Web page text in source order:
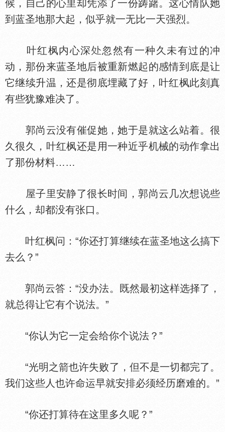
候，自己的心里却凭添了一份踌躇。这心情队她
到蓝圣地那大起，似乎就一无比一天强烈。
叶红枫内心深
忽然有一种久未有过的冲
动，那份来蓝圣地后被重新燃起的感情到底是让
它继续升温，还是彻底埋藏了好，叶红枫此刻真
有些犹豫难决了。
郭尚云没有催促她，她于是就这么站着。很
久很久，叶红枫还是用一种近乎机械的动作拿出
了那份材料……
屋子里安静了很长时间，郭尚云几次想说些
什么，却都没有张口。
叶红枫问：“你还打算继续在蓝圣地这么搞下
去么？”
郭尚云答：“没办法。既然最初这样选择了，
就总得让它有个说法。”
“你认为它一定会给你个说法？”
“光明之箭也许失败了，但不是一切都完了。
我们这些人也许命运早就安排必须经历磨难的。”
“你还打算待在这里多久呢？”